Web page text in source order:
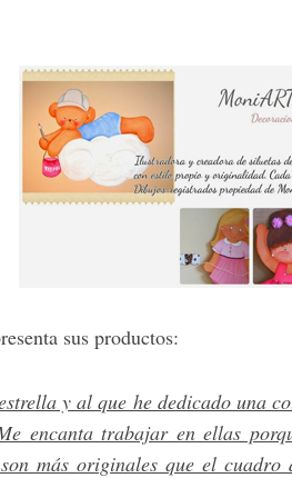
sus productos:
y al que he dedicado una
encanta trabajar en ellas
más originales que el
c
o
r
: